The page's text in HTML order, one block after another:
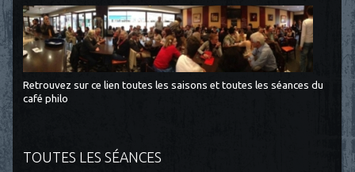
Retrouvez sur ce lien toutes les saisons et toutes les séances du
café philo
TOUTES LES SÉANCES